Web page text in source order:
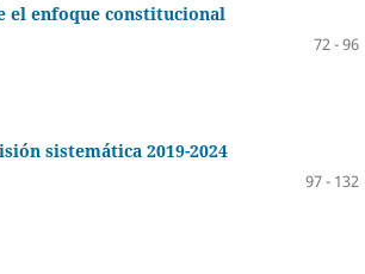
el enfoque constitucional
72 - 96
sistemática 2019-2024
97 - 132